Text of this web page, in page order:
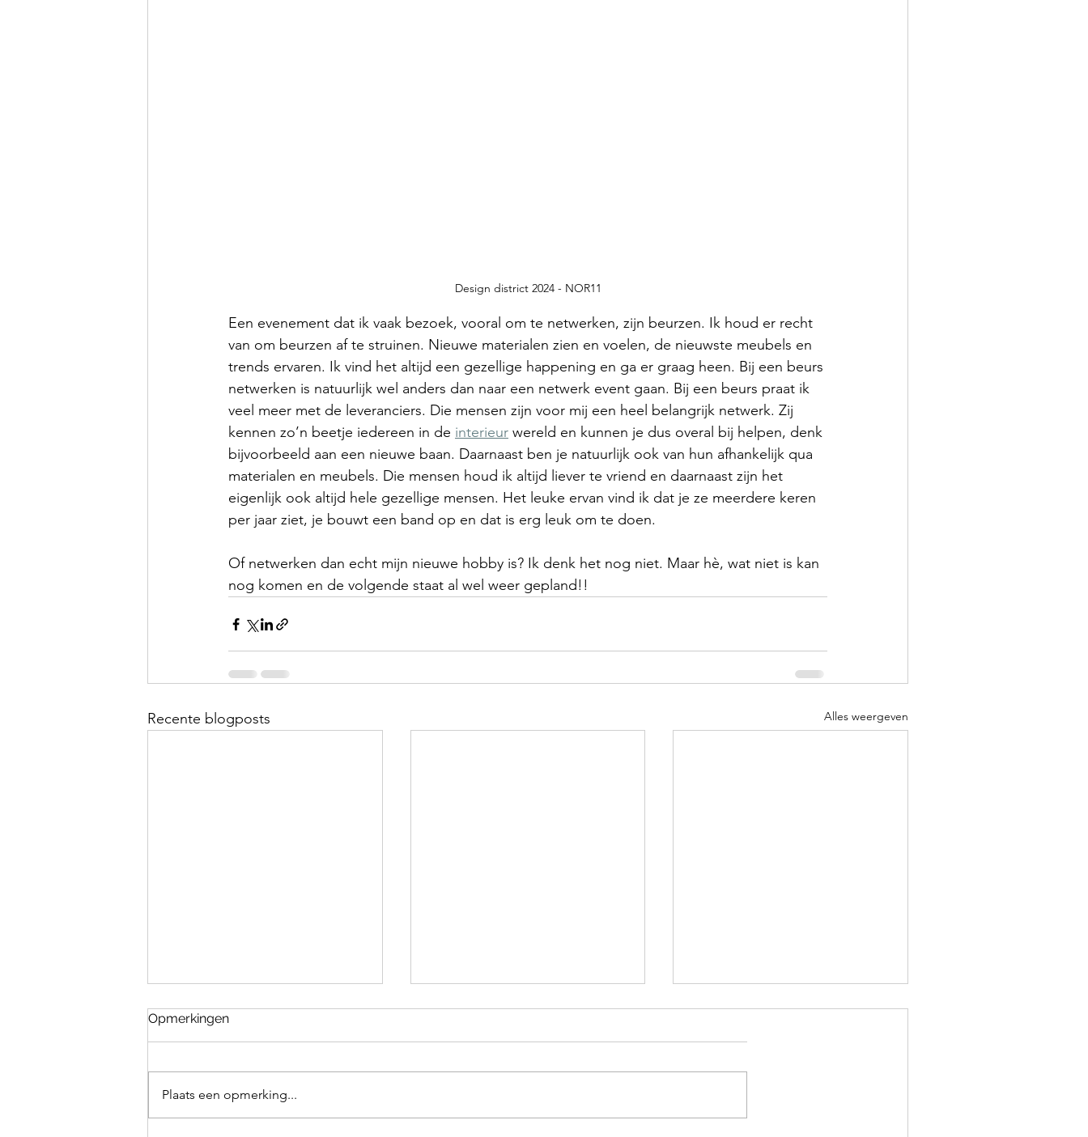
Design district 2024 - NOR11
Een evenement dat ik vaak bezoek, vooral om te netwerken, zijn beurzen. Ik houd er recht
van om beurzen af te struinen. Nieuwe materialen zien en voelen, de nieuwste meubels en
trends ervaren. Ik vind het altijd een gezellige happening en ga er graag heen. Bij een beurs
netwerken is natuurlijk wel anders dan naar een netwerk event gaan. Bij een beurs praat ik
veel meer met de leveranciers. Die mensen zijn voor mij een heel belangrijk netwerk. Zij
kennen zo’n beetje iedereen in de interieur wereld en kunnen je dus overal bij helpen, denk
bijvoorbeeld aan een nieuwe baan. Daarnaast ben je natuurlijk ook van hun afhankelijk qua
materialen en meubels. Die mensen houd ik altijd liever te vriend en daarnaast zijn het
eigenlijk ook altijd hele gezellige mensen. Het leuke ervan vind ik dat je ze meerdere keren
per jaar ziet, je bouwt een band op en dat is erg leuk om te doen.
Of netwerken dan echt mijn nieuwe hobby is? Ik denk het nog niet. Maar hè, wat niet is kan
nog komen en de volgende staat al wel weer gepland!!
Recente blogposts Alles weergeven
Opmerkingen
Plaats een opmerking...